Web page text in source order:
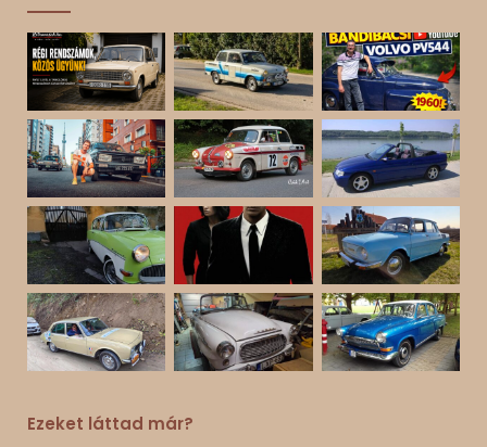
Ezeket láttad már?